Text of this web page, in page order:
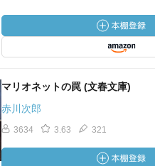
マリオネットの罠 (文春文庫)
赤川次郎
3634 3.63 321